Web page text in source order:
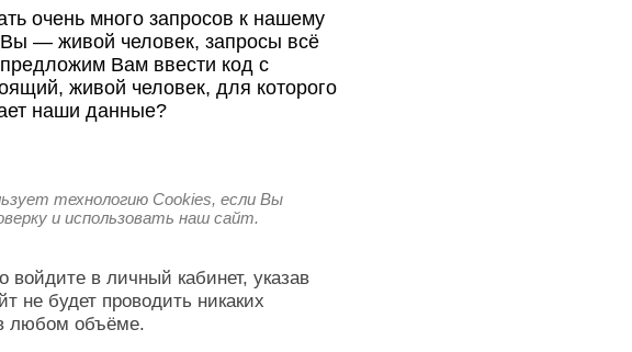
очень много запросов к нашему
Вы — живой человек, запросы всё
Вам ввести код с
живой человек, для которого
наши данные?
технологию Cookies, если Вы
и использовать наш сайт.
в личный кабинет, указав
не будет проводить никаких
любом объёме.